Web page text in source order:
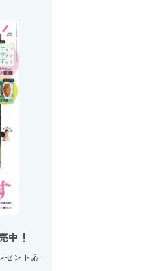
中！
ゼント応